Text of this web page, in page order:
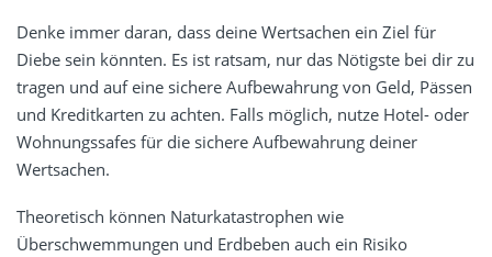
Denke immer daran, dass deine Wertsachen ein Ziel für
Diebe sein könnten. Es ist ratsam, nur das Nötigste bei dir zu
tragen und auf eine sichere Aufbewahrung von Geld, Pässen
und Kreditkarten zu achten. Falls möglich, nutze Hotel- oder
Wohnungssafes für die sichere Aufbewahrung deiner
Wertsachen.
Theoretisch können Naturkatastrophen wie
Überschwemmungen und Erdbeben auch ein Risiko